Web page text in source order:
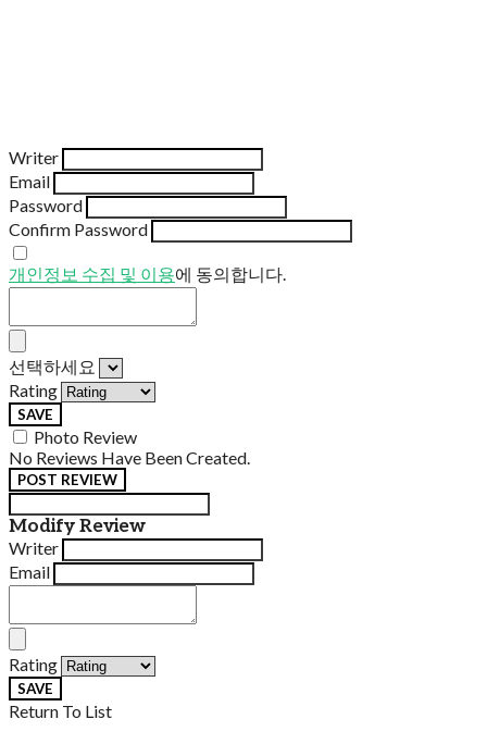
Writer
Email
Password
Confirm Password
개인정보 수집 및 이용에 동의합니다.
선택하세요
Rating
SAVE
Photo Review
No Reviews Have Been Created.
POST REVIEW
Modify Review
Writer
Email
Rating
SAVE
Return To List